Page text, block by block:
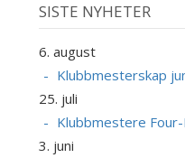
SISTE NYHETER
6. august
Klubbmesterskap
25. juli
Klubbmestere Four-
3. juni